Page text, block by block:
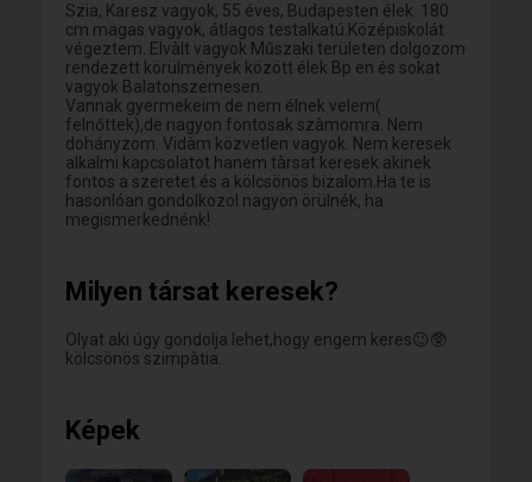
Szia, Karesz vagyok, 55 éves, Budapesten élek. 180
cm magas vagyok, átlagos testalkatú.Középiskolát
végeztem. Elvàlt vagyok Műszaki területen dolgozom
rendezett körülmények között élek Bp en és sokat
vagyok Balatonszemesen.
Vannak gyermekeim de nem élnek velem(
felnőttek),de nagyon fontosak szàmomra. Nem
dohányzom. Vidàm közvetlen vagyok. Nem keresek
alkalmi kapcsolatot hanem tàrsat keresek akinek
fontos a szeretet és a kölcsönös bizalom.Ha te is
hasonlóan gondolkozol nagyon örülnék, ha
megismerkednénk!
Milyen társat keresek?
Olyat aki úgy gondolja lehet,hogy engem keres😉🥸
kölcsönös szimpàtia.
Képek